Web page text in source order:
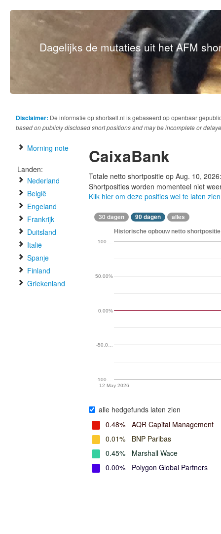
Dagelijks de mutaties uit het AFM
Disclaimer: De informatie op shortsell.nl is gebaseerd op openbaar
based on publicly disclosed short positions and may be incomplete or
Morning note
Landen:
Nederland
België
Engeland
Frankrijk
Duitsland
Italië
Spanje
Finland
Griekenland
CaixaBank
Totale netto shortpositie op Aug. 10,
Shortposities worden momenteel niet
Klik hier om deze posities wel te laten zien
30 dagen 90 dagen alles
Historische opbouw netto
12 May 2026
-100.…
-50.0…
0.00%
50.00%
100.…
alle hedgefunds laten zien
0.48%
AQR Capital Management
0.01%
BNP Paribas
0.45%
Marshall Wace
0.00%
Polygon Global Partners